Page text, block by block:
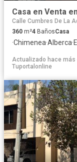
Casa en Venta
Calle Cumbres De La
360 m²4 BañosCasa
·Chimenea·Alberca·
Actualizado hace más
Tuportalonline